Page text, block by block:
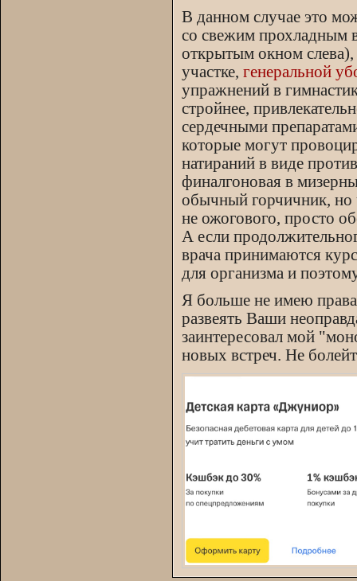
В данном случае это
со свежим прохладным
открытым окном
участке, генеральной
упражнений в
стройнее,
сердечными
которые могут
натираний в виде
финалгоновая в
обычный горчичник, но
не ожогового, просто
А если
врача принимаются
для организма и
Я больше не имею права
развеять Ваши
заинтересовал мой
новых встреч. Не